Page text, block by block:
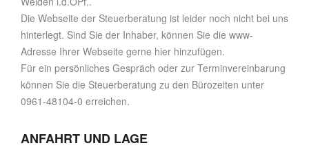
Die Webseite der Steuerberatung ist leider noch nicht bei uns
hinterlegt. Sind Sie der Inhaber, können Sie die www-
Adresse Ihrer Webseite gerne hier hinzufügen.
Für ein persönliches Gespräch oder zur Terminvereinbarung
können Sie die Steuerberatung zu den Bürozeiten unter
0961-48104-0 erreichen.
ANFAHRT UND LAGE